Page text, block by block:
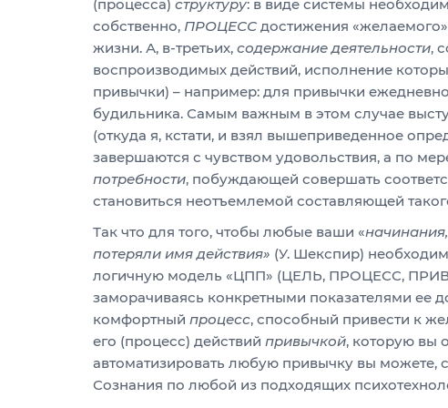
(процесса) структуру: в виде системы
собственно, ПРОЦЕСС достижения
жизни. А, в-третьих, содержание деятельности,
воспроизводимых действий, исполнение
привычки) – например: для привычки
будильника. Самым важным в этом случае
(откуда я, кстати, и взял вышеприведенное
завершаются с чувством удовольствия, а по
потребности, побуждающей совершать
становиться неотъемлемой составляющей
Так что для того, чтобы любые ваши «
потеряли имя действия» (У. Шекспир)
логичную модель «ЦПП» (ЦЕЛЬ, ПРОЦЕСС,
заморачиваясь конкретными показателями ее
комфортный процесс, способный привести к
его (процесс) действий привычкой, которую вы
автоматизировать любую привычку вы можете,
Сознания по любой из подходящих